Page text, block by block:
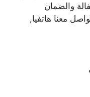
والضمان
معنا هاتفيا,